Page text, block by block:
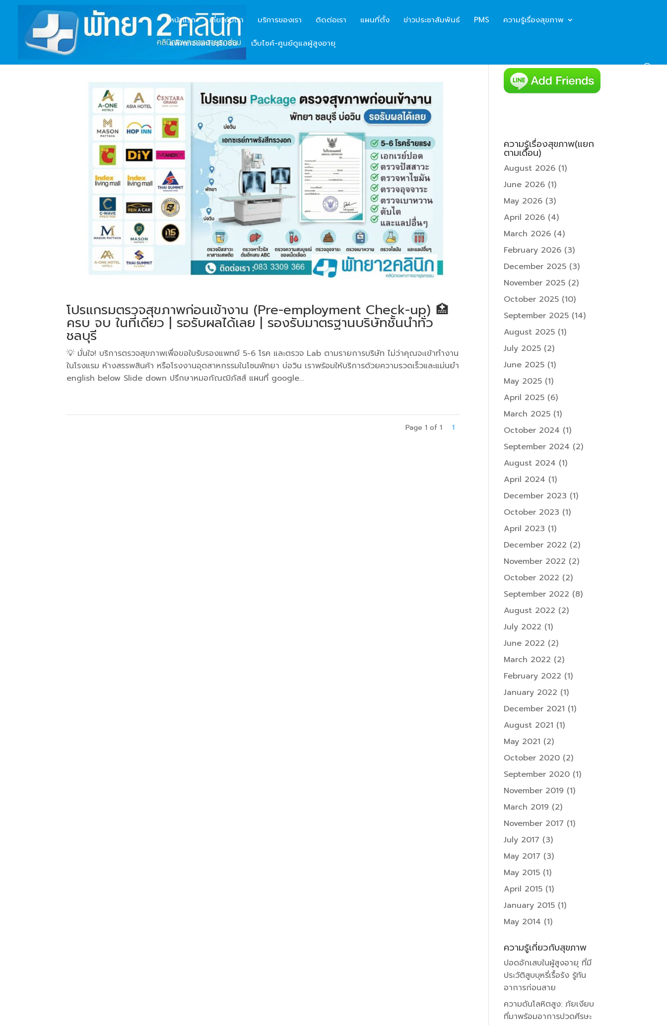
หน้าแรก เกี่ยวกับเรา บริการของเรา ติดต่อเรา แผนที่ตั้ง ข่าวประชาสัมพันธ์ PMS ความรู้เรื่องสุขภาพ
แพ็คเกจและโปรโมชั่น เว็บไซค์-ศูนย์ดูแลผู้สูงอายุ
โปรแกรมตรวจสุขภาพก่อนเข้างาน (Pre-employment Check-up) 🏥
ครบ จบ ในที่เดียว | รอรับผลได้เลย | รองรับมาตรฐานบริษัทชั้นนำทั่ว
ชลบุรี
💡 มั่นใจ! บริการตรวจสุขภาพเพื่อขอใบรับรองแพทย์ 5-6 โรค และตรวจ Lab ตามรายการบริษัท ไม่ว่าคุณจะเข้าทำงาน
ในโรงแรม ห้างสรรพสินค้า หรือโรงงานอุตสาหกรรมในโซนพัทยา บ่อวิน เราพร้อมให้บริการด้วยความรวดเร็วและแม่นยำ
english below Slide down ปรึกษาหมอกัณฒิภัสส์ แผนที่ google...
Page 1 of 1 1
ความรู้เรื่องสุขภาพ(แยก
ตามเดือน)
August 2026 (1)
June 2026 (1)
May 2026 (3)
April 2026 (4)
March 2026 (4)
February 2026 (3)
December 2025 (3)
November 2025 (2)
October 2025 (10)
September 2025 (14)
August 2025 (1)
July 2025 (2)
June 2025 (1)
May 2025 (1)
April 2025 (6)
March 2025 (1)
October 2024 (1)
September 2024 (2)
August 2024 (1)
April 2024 (1)
December 2023 (1)
October 2023 (1)
April 2023 (1)
December 2022 (2)
November 2022 (2)
October 2022 (2)
September 2022 (8)
August 2022 (2)
July 2022 (1)
June 2022 (2)
March 2022 (2)
February 2022 (1)
January 2022 (1)
December 2021 (1)
August 2021 (1)
May 2021 (2)
October 2020 (2)
September 2020 (1)
November 2019 (1)
March 2019 (2)
November 2017 (1)
July 2017 (3)
May 2017 (3)
May 2015 (1)
April 2015 (1)
January 2015 (1)
May 2014 (1)
ความรู้เกี่ยวกับสุขภาพ
ปอดอักเสบในผู้สูงอายุ ที่มี
ประวัติสูบบุหรี่เรื้อรัง รู้ทัน
อาการก่อนสาย
ความดันโลหิตสูง: ภัยเงียบ
ที่มาพร้อมอาการปวดศีรษะ